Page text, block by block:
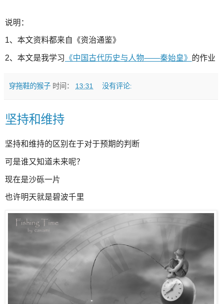
说明：
1、本文资料都来自《资治通鉴》
2、本文是我学习 《中国古代历史与人物——秦始皇》 的作业
穿拖鞋的猴子 时间： 13:31 没有评论:
坚持和维持
坚持和维持的区别在于对于预期的判断
可是谁又知道未来呢？
现在是沙砾一片
也许明天就是碧波千里